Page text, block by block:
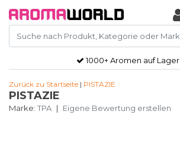
1000+ Aromen auf Lager
Zurück zu Startseite | PISTAZIE
PISTAZIE
Marke: TPA | Eigene Bewertung erstellen